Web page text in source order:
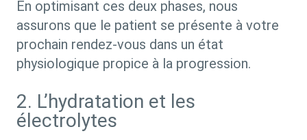
En optimisant ces deux phases, nous
assurons que le patient se présente à votre
prochain rendez-vous dans un état
physiologique propice à la progression.
2. L’hydratation et les
électrolytes